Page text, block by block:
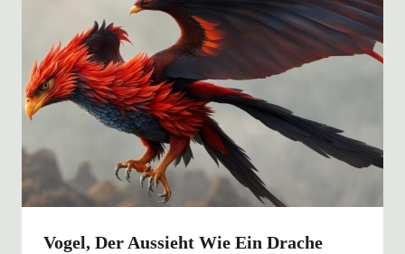
Vogel, Der Aussieht Wie Ein Drache